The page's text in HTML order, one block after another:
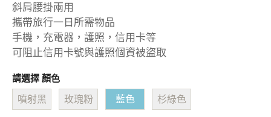
斜肩腰掛兩用
攜帶旅行一日所需物品
手機，充電器，護照，信用卡等
可阻止信用卡號與護照個資被盜取
請選擇 顏色
噴射黑 玫瑰粉 藍色 杉綠色